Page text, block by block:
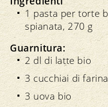
1 pasta per torte
spianata, 270 g
Guarnitura:
2 dl di latte bio
3 cucchiai di
3 uova bio